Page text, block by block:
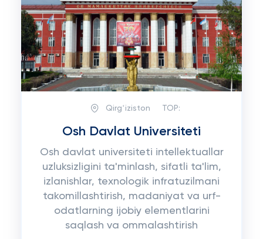
Qirgʻiziston TOP:
Osh Davlat Universiteti
Osh davlat universiteti intellektuallar
uzluksizligini ta'minlash, sifatli ta'lim,
izlanishlar, texnologik infratuzilmani
takomillashtirish, madaniyat va urf-
odatlarning ijobiy elementlarini
saqlash va ommalashtirish